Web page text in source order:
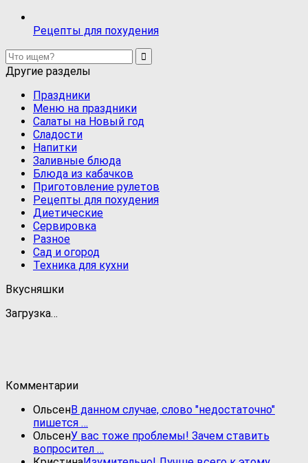
Рецепты для похудения
Другие разделы
Праздники
Меню на праздники
Салаты на Новый год
Сладости
Напитки
Заливные блюда
Блюда из кабачков
Приготовление рулетов
Рецепты для похудения
Диетические
Сервировка
Разное
Сад и огород
Техника для кухни
Вкусняшки
Загрузка…
Комментарии
ОльсенВ данном случае, слово "недостаточно"
пишется …
ОльсенУ вас тоже проблемы! Зачем ставить
вопросител …